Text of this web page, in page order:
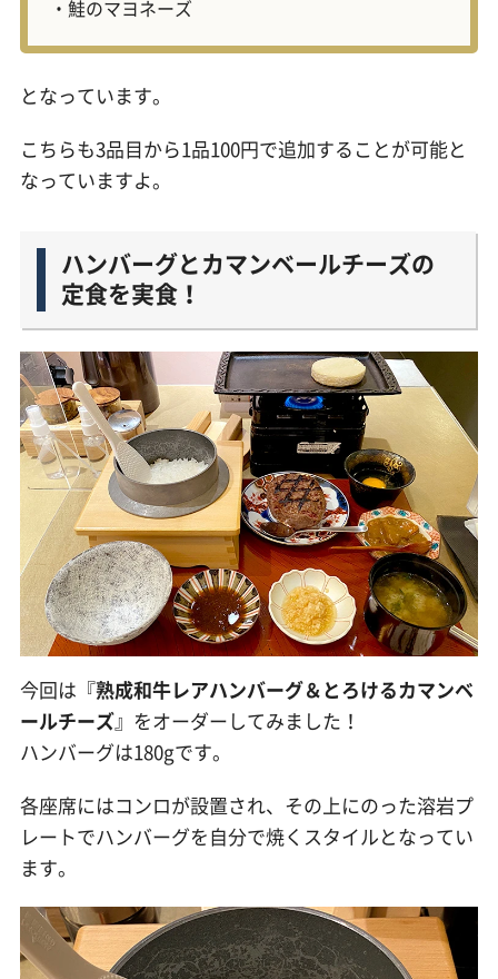
・鮭のマヨネーズ
となっています。
こちらも3品目から1品100円で追加することが可能と
なっていますよ。
ハンバーグとカマンベールチーズの
定食を実食！
今回は『熟成和牛レアハンバーグ＆とろけるカマンベ
ールチーズ』をオーダーしてみました！
ハンバーグは180gです。
各座席にはコンロが設置され、その上にのった溶岩プ
レートでハンバーグを自分で焼くスタイルとなってい
ます。